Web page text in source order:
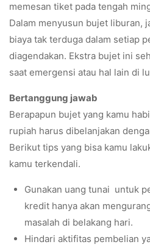
memesan tiket pada tengah
Dalam menyusun bujet liburan,
biaya tak terduga dalam setiap
diagendakan. Ekstra bujet ini
saat emergensi atau hal lain di
Bertanggung jawab
Berapapun bujet yang kamu
rupiah harus dibelanjakan
Berikut tips yang bisa kamu
kamu terkendali.
Gunakan uang tunai untuk
kredit hanya akan
masalah di belakang hari.
Hindari aktifitas pembelian